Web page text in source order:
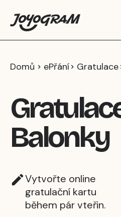
Domů ePřání Gratulace
Balonky
Vytvořte online
gratulační kartu
během pár vteřin.